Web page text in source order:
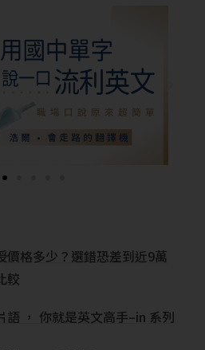
價格多少？選錯恐差到近9萬
較
語 ， 你就是英文高手–in 系列